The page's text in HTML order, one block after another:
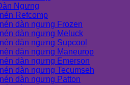
Ngưng
Refcomp
dàn ngưng Frozen
dàn ngưng Meluck
dàn ngưng Supcool
dàn ngưng Maneurop
dàn ngưng Emerson
dàn ngưng Tecumseh
dàn ngưng Patton